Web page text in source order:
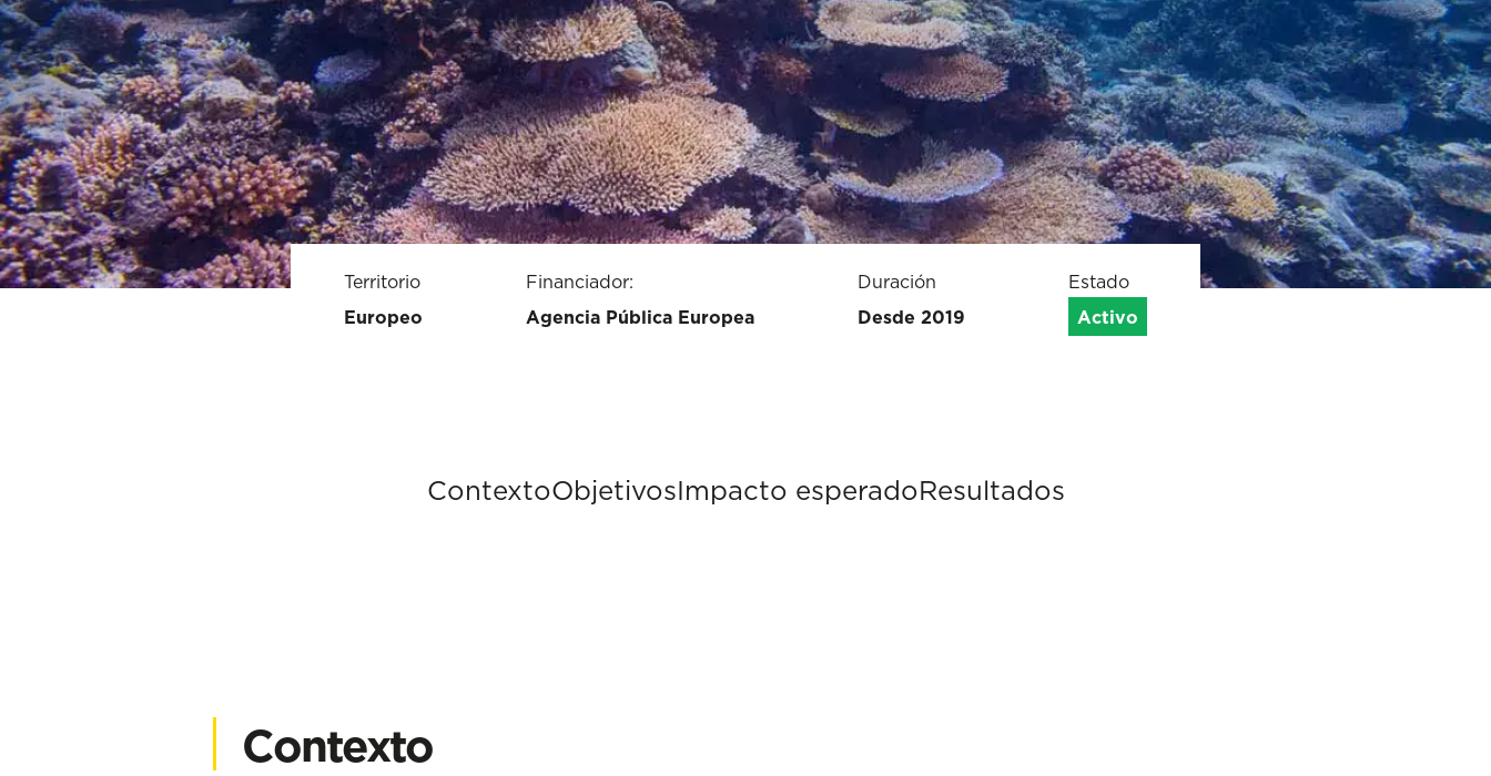
Territorio
Europeo
Financiador:
Agencia Pública Europea
Duración
Desde 2019
Estado
Activo
ContextoObjetivosImpacto esperadoResultados
Contexto